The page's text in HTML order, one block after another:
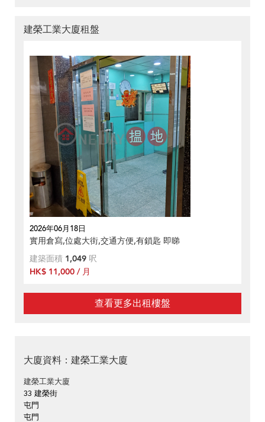
建榮工業大廈租盤
2026年06月18日
實用倉寫,位處大街,交通方便,有鎖匙 即睇
建築面積 1,049 呎
HK$ 11,000 / 月
查看更多出租樓盤
大廈資料：建榮工業大廈
建榮工業大廈
33 建榮街
屯門
屯門